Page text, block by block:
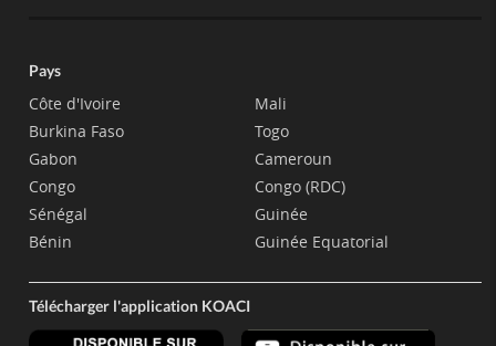
Pays
Côte d'Ivoire
Burkina Faso
Gabon
Congo
Sénégal
Bénin
Mali
Togo
Cameroun
Congo (RDC)
Guinée
Guinée Equatorial
Télécharger l'application KOACI